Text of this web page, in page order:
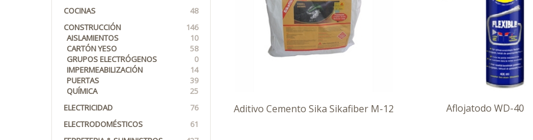
COCINAS
48
CONSTRUCCIÓN
146
AISLAMIENTOS
10
CARTÓN YESO
58
GRUPOS ELECTRÓGENOS
0
IMPERMEABILIZACIÓN
14
PUERTAS
39
QUÍMICA
25
ELECTRICIDAD
76
ELECTRODOMÉSTICOS
61
Aditivo Cemento Sika Sikafiber M-12 Aflojatodo WD-40